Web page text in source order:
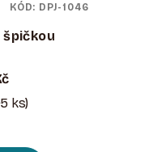
špičkou
ks)
KÓD: DPJ-1046